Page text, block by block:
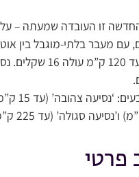
זו העובדה שמעתה –
פרטי